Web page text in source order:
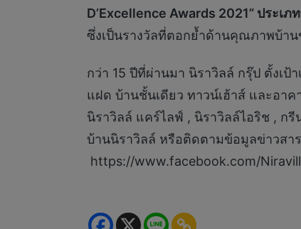
D’Excellence Awards 2021” ประเ
ซึ่งเป็นรางวัลที่ตอกย้ำด้านคุณภาพบ้าน
กว่า 15 ปีที่ผ่านมา นิราวิลล์ กรุ๊ป ตั้งเ
แฝด บ้านชั้นเดียว ทาวน์เฮ้าส์ และอา
นิราวิลล์ แคร์ไลฟ์ , นิราวิลล์ไอริช , ก
บ้านนิราวิลล์ หรือติดตามข้อมูลข่าวสา
https://www.facebook.com/